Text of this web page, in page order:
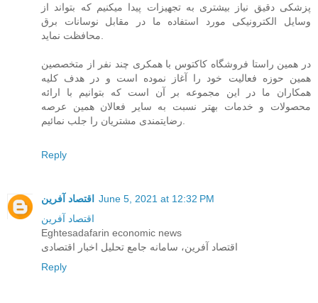
پزشکی دقیق نیاز بیشتری به تجهیزات پیدا میکنیم که بتواند از
وسایل الکترونیکی مورد استفاده ما در مقابل نوسانات برق
در همین راستا فروشگاه کاکتوس با همکری چند نفر از متخصصین
همین حوزه فعالیت خود را آغاز نموده است و در هدف کلیه
همکاران ما در این مجموعه بر آن است که بتوانیم با ارائه
محصولات و خدمات بهتر نسبت به سایر فعالان همین عرصه
Reply
اقتصاد آفرین
June 5, 2021 at 12:32 PM
اقتصاد آفرین
Eghtesadafarin economic news
اقتصاد آفرین، سامانه جامع تحلیل اخبار اقتصادی
Reply